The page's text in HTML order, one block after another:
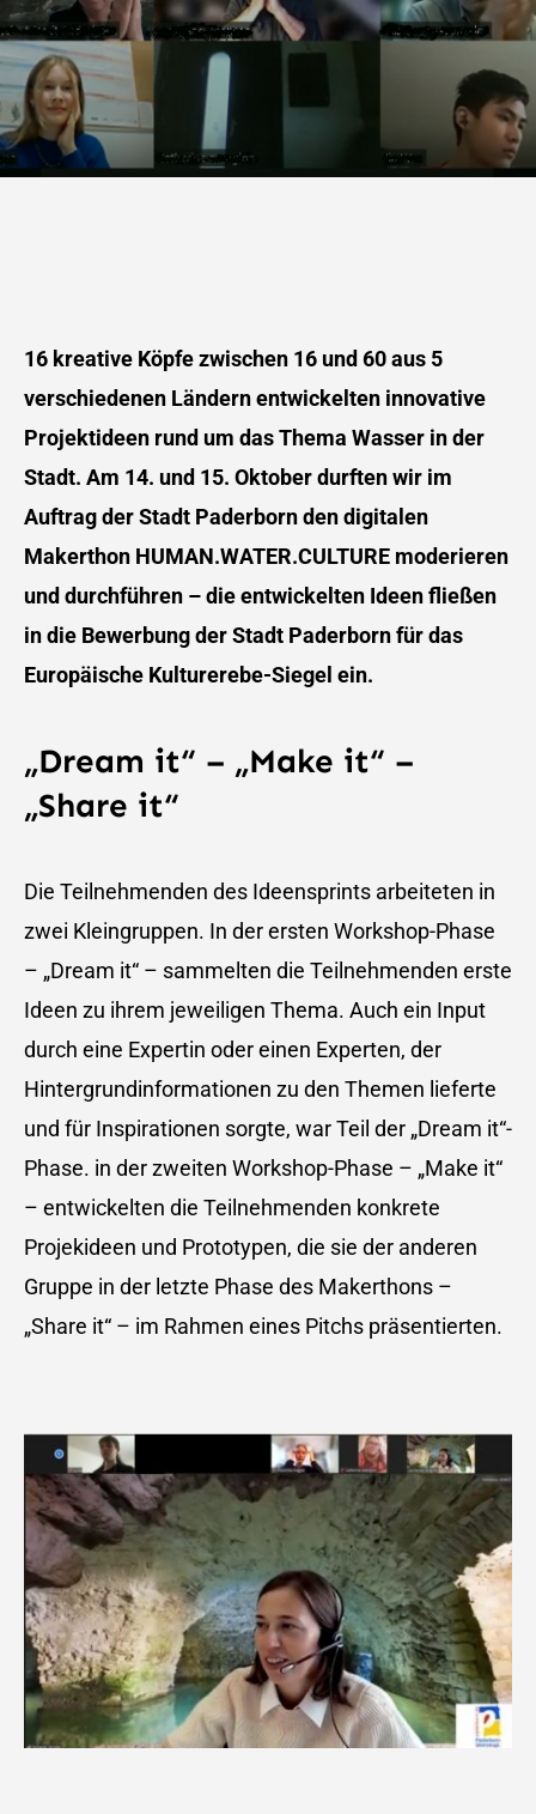
16 kreative Köpfe zwischen 16 und 60 aus 5
verschiedenen Ländern entwickelten innovative
Projektideen rund um das Thema Wasser in der
Stadt. Am 14. und 15. Oktober durften wir im
Auftrag der Stadt Paderborn den digitalen
Makerthon HUMAN.WATER.CULTURE moderieren
und durchführen – die entwickelten Ideen fließen
in die Bewerbung der Stadt Paderborn für das
Europäische Kulturerebe-Siegel ein.
„Dream it“ – „Make it“ –
„Share it“
Die Teilnehmenden des Ideensprints arbeiteten in
zwei Kleingruppen. In der ersten Workshop-Phase
– „Dream it“ – sammelten die Teilnehmenden erste
Ideen zu ihrem jeweiligen Thema. Auch ein Input
durch eine Expertin oder einen Experten, der
Hintergrundinformationen zu den Themen lieferte
und für Inspirationen sorgte, war Teil der „Dream it“-
Phase. in der zweiten Workshop-Phase – „Make it“
– entwickelten die Teilnehmenden konkrete
Projekideen und Prototypen, die sie der anderen
Gruppe in der letzte Phase des Makerthons –
„Share it“ – im Rahmen eines Pitchs präsentierten.